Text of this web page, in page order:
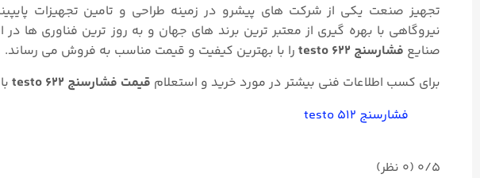
تجهیز صنعت یکی از شرکت های پیشرو در زمینه طراحى و تامین تجهیزات
نیروگاهى با بهره گیرى از معتبر ترین برند هاى جهان و به روز ترین فناورى
صنایع فشارسنج testo ۶۲۲
را با بهترین کیفیت و قیمت مناسب به فروش می رساند.
برای کسب اطلاعات فنی بیشتر در مورد خرید و استعلام قیمت فشارسنج testo ۶۲۲
فشارسنج testo ۵۱۲
0/5 (۰ نظر)